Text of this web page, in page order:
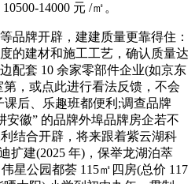
14000 元 /㎡。
牌开辟，建建质量更靠得住：
的建材和施工工艺，确认质量达
配套 10 余家零部件企业(如京东
，或点此进行看法反馈，不会
课后、乐趣班都便利;调查品牌
安徽” 的品牌外埠品牌房企若不
结合开辟，将来跟着紫云湖科
扩建(2025 年)，保举龙湖泊萃
星公园都荟 115㎡四房(总价 117